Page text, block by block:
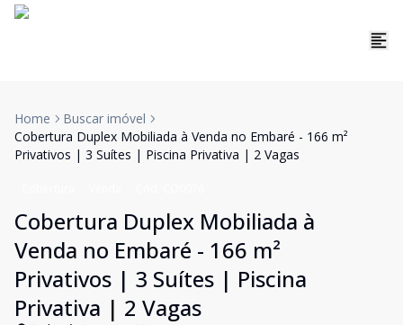
Home
Buscar imóvel
Cobertura Duplex Mobiliada à Venda no Embaré - 166 m²
Privativos | 3 Suítes | Piscina Privativa | 2 Vagas
Cobertura Duplex Mobiliada à
Venda no Embaré - 166 m²
Privativos | 3 Suítes | Piscina
Privativa | 2 Vagas